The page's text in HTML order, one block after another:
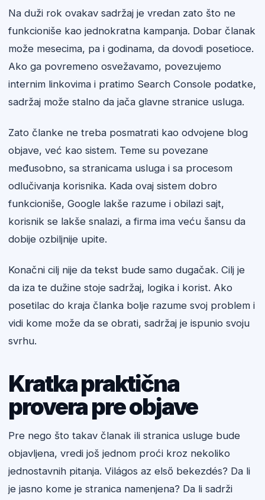
Na duži rok ovakav sadržaj je vredan zato što ne
funkcioniše kao jednokratna kampanja. Dobar članak
može mesecima, pa i godinama, da dovodi posetioce.
Ako ga povremeno osvežavamo, povezujemo
internim linkovima i pratimo Search Console podatke,
sadržaj može stalno da jača glavne stranice usluga.
Zato članke ne treba posmatrati kao odvojene blog
objave, već kao sistem. Teme su povezane
međusobno, sa stranicama usluga i sa procesom
odlučivanja korisnika. Kada ovaj sistem dobro
funkcioniše, Google lakše razume i obilazi sajt,
korisnik se lakše snalazi, a firma ima veću šansu da
dobije ozbiljnije upite.
Konačni cilj nije da tekst bude samo dugačak. Cilj je
da iza te dužine stoje sadržaj, logika i korist. Ako
posetilac do kraja članka bolje razume svoj problem i
vidi kome može da se obrati, sadržaj je ispunio svoju
svrhu.
Kratka praktična
provera pre objave
Pre nego što takav članak ili stranica usluge bude
objavljena, vredi još jednom proći kroz nekoliko
jednostavnih pitanja. Világos az első bekezdés? Da li
je jasno kome je stranica namenjena? Da li sadrži